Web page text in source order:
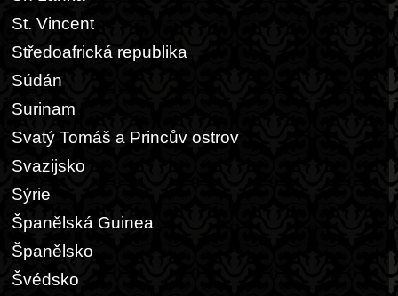
St. Vincent
Středoafrická republika
Súdán
Surinam
Svatý Tomáš a Princův ostrov
Svazijsko
Sýrie
Španělská Guinea
Španělsko
Švédsko